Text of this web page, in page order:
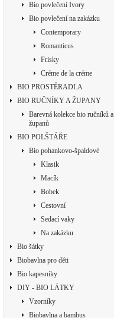
Bio povlečení Ivory
Bio povlečení na zakázku
Contemporary
Romanticus
Frisky
Créme de la créme
BIO PROSTĚRADLA
BIO RUČNÍKY A ŽUPANY
Barevná kolekce bio ručníků a
županů
BIO POLŠTÁŘE
Bio pohankovo-špaldové
Klasik
Macík
Bobek
Cestovní
Sedací vaky
Na zakázku
Bio šátky
Biobavlna pro děti
Bio kapesníky
DIY - BIO LÁTKY
Vzorníky
Biobavlna a bambus